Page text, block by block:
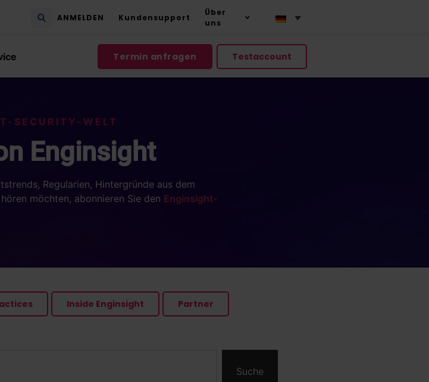
ANMELDEN Kundensupport
Über
uns
Termin anfragen Testaccount
SECURITY-WELT
Enginsight
Regularien, Hintergründe aus dem
möchten, abonnieren Sie den Enginsight-
Inside Enginsight Partner
Suche